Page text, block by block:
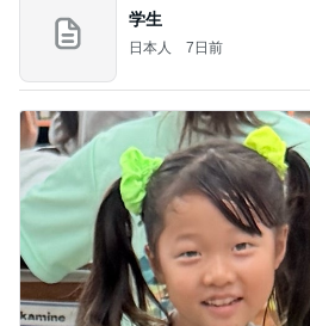
学生
日本人 7日前